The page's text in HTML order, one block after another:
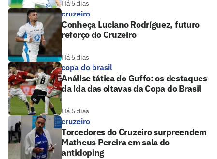
Há 5 dias
cruzeiro
Conheça Luciano Rodríguez, futuro
reforço do Cruzeiro
Há 5 dias
copa do brasil
Análise tática do Guffo: os destaques
da ida das oitavas da Copa do Brasil
Há 5 dias
cruzeiro
Torcedores do Cruzeiro surpreendem
Matheus Pereira em sala do
antidoping